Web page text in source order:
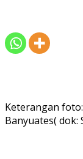
Keterangan
Banyuates( dok: